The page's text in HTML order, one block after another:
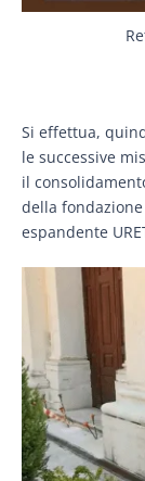
Si effettua,
le successive
il
della
espandente